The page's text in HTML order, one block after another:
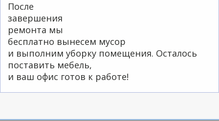
После
завершения
ремонта мы
бесплатно вынесем мусор
и выполним уборку помещения. Осталось
поставить мебель,
и ваш офис готов к работе!